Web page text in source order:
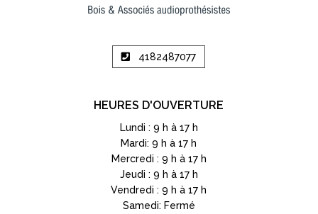
4182487077
HEURES D'OUVERTURE
Lundi : 9 h à 17 h
Mardi: 9 h à 17 h
Mercredi : 9 h à 17 h
Jeudi : 9 h à 17 h
Vendredi : 9 h à 17 h
Samedi: Fermé